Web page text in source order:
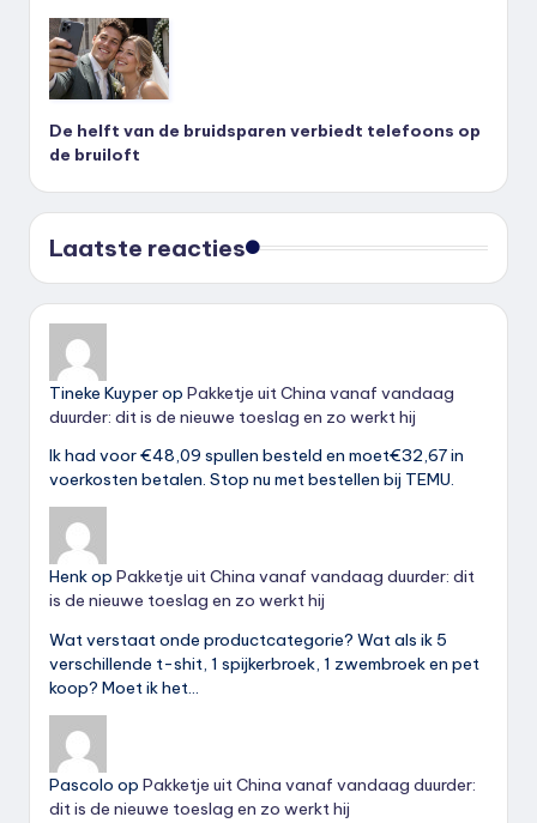
De helft van de bruidsparen verbiedt telefoons op
de bruiloft
Laatste reacties
Tineke Kuyperop Pakketje uit China vanaf vandaag
duurder: dit is de nieuwe toeslag en zo werkt hij
Ik had voor €48,09 spullen besteld en moet€32,67 in
voerkosten betalen. Stop nu met bestellen bij TEMU.
Henkop Pakketje uit China vanaf vandaag duurder: dit
is de nieuwe toeslag en zo werkt hij
Wat verstaat onde productcategorie? Wat als ik 5
verschillende t-shit, 1 spijkerbroek, 1 zwembroek en pet
koop? Moet ik het…
Pascolo op Pakketje uit China vanaf vandaag duurder:
dit is de nieuwe toeslag en zo werkt hij